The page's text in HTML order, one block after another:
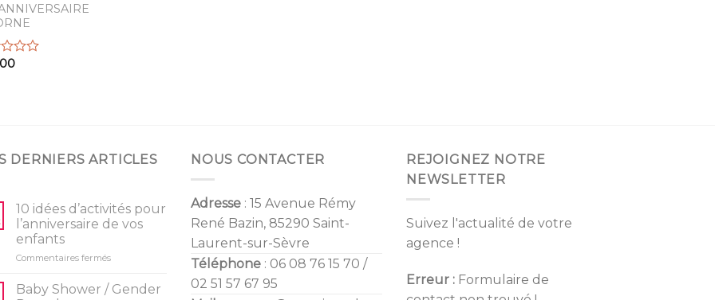
DERNIERS ARTICLES
10 idées d’activités pour
l’anniversaire de vos
enfants
Commentaires ferméssur
idées
d’activités
Baby Shower / Gender
NOUS CONTACTER
Adresse : 15 Avenue Rémy
René Bazin, 85290 Saint-
Laurent-sur-Sèvre
Téléphone : 06 08 76 15 70 /
02 51 57 67 95
REJOIGNEZ NOTRE
NEWSLETTER
Suivez l'actualité de votre
agence !
Erreur : Formulaire de